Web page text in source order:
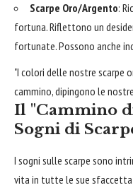
Scarpe Oro/Argento:
fortuna. Riflettono un
fortunate. Possono anche
"I colori delle nostre scarpe
cammino, dipingono le
Il "Cammino
Sogni di
I sogni sulle scarpe sono
vita in tutte le sue